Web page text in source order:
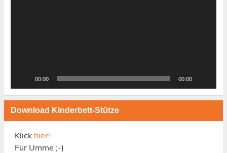
00:00 00:00
Download Kinderbett-Stütze
Klick hier!
Für Umme ;-)